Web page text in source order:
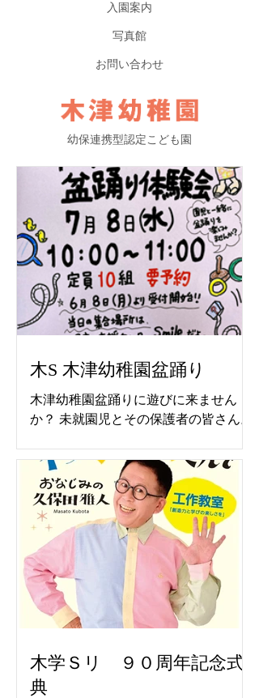
入園案内
写真館
お問い合わせ
幼保連携型認定こども園
木S 木津幼稚園盆踊り
木津幼稚園盆踊りに遊びに来ません
か？ 未就園児とその保護者の皆さん。
６月８日より予約できます
木学Ｓリ ９０周年記念式
典